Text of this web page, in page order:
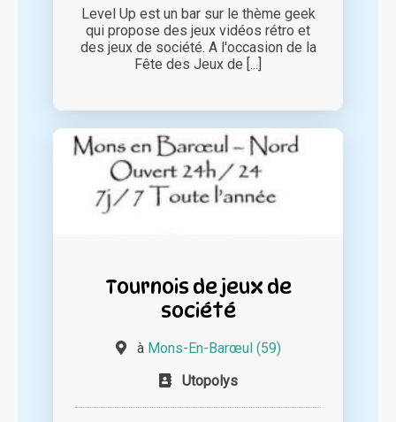
Level Up est un bar sur le thème geek
qui propose des jeux vidéos rétro et
des jeux de société. A l'occasion de la
Fête des Jeux de [...]
Tournois de jeux de
société
à Mons-En-Barœul (59)
Utopolys